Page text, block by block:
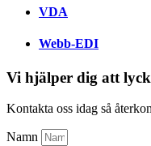
VDA
Webb-EDI
Vi hjälper dig att
Kontakta oss idag så
Namn